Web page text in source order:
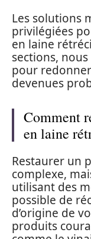
Les solutions
privilégiées
en laine
sections,
pour
devenues
Comment
en laine
Restaurer un
complexe,
utilisant des
possible de
d’origine de
produits